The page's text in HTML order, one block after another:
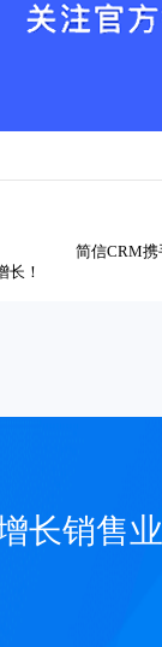
长！
简信CRM携
长销售